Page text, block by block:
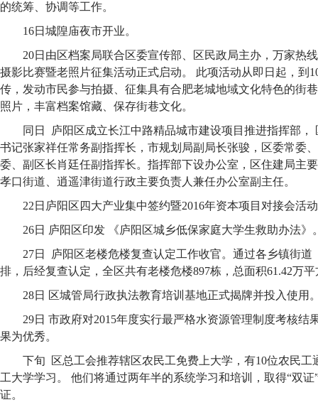
的统筹、协调等工作。
16日城隍庙夜市开业。
20日由区档案局联合区委宣传部、区民政局主办，万家热
摄影比赛暨老照片征集活动正式启动。 此项活动从即日起，到
传，发动市民参与拍摄、征集具有合肥老城地域文化特色的街
照片，丰富档案馆藏、保存街巷文化。
同日 庐阳区成立长江中路精品城市建设项目推进指挥部，
书记张家祥任常务副指挥长，市规划局副局长张骏，区委常委
委、副区长肖廷任副指挥长。指挥部下设办公室，区住建局主
孝口街道、逍遥津街道行政主要负责人兼任办公室副主任。
22日庐阳区四大产业集中签约暨2016年资本项目对接会活
26日 庐阳区印发 《庐阳区城乡低保家庭大学生救助办法》
27日 庐阳区老楼危楼复查认定工作收官。通过各乡镇街道
排，后经复查认定，全区共有老楼危楼897栋，总面积61.42万
28日 区城管局行政执法教育培训基地正式揭牌并投入使用
29日 市政府对2015年度实行最严格水资源管理制度考核结
果为优秀。
下旬 区总工会推荐辖区农民工免费上大学，有10位农民工
工大学学习。 他们将通过两年半的系统学习和培训，取得“双
证。